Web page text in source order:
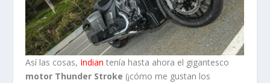
Así las cosas, Indian tenía hasta ahora el gigantesco
motor Thunder Stroke (¡cómo me gustan los